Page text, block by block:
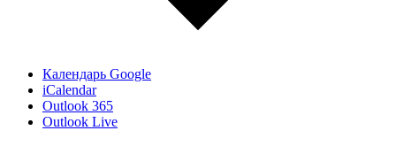
Календарь Google
iCalendar
Outlook 365
Outlook Live